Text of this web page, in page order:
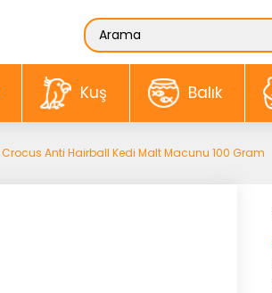
Kuş Balık
Crocus Anti Hairball Kedi Malt Macunu 100 Gram